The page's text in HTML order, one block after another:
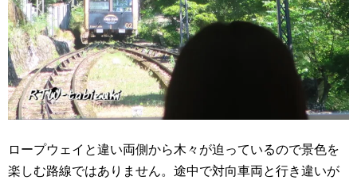
ロープウェイと違い両側から木々が迫っているので景色を
楽しむ路線ではありません。途中で対向車両と行き違いが